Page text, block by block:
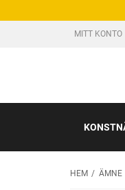
MITT KONTO
HEM ÄMNE